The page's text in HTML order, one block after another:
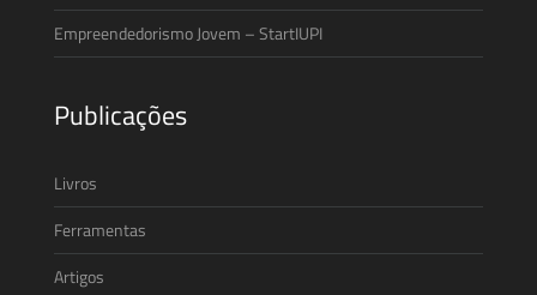
Empreendedorismo Jovem – StartIUPI
Publicações
Livros
Ferramentas
Artigos